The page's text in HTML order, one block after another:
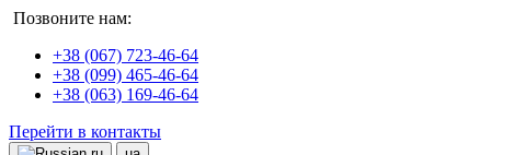
Позвоните нам:
+38 (067) 723-46-64
+38 (099) 465-46-64
+38 (063) 169-46-64
Перейти в контакты